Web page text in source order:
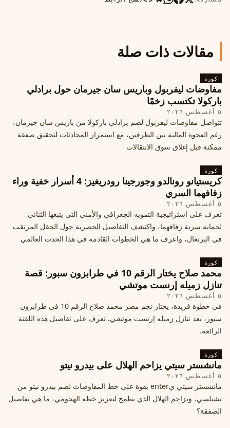
مقالات ذات صلة
كورة
مفاوضات ليفربول وباريس سان جيرمان حول برادلي
باركولا تكتسب زخمًا
٥ أغسطس ٢٠٢٦
تتواصل مفاوضات ليفربول لضم برادلي باركولا من باريس سان جيرمان،
رغم الفجوة المالية بين الطرفين، مع استمرار المحادثات لتحقيق صفقة
ممكنة قبل إغلاق سوق الانتقالات
كورة
كريستيانو رونالدو وجورجينا رودريغيز: 4 أسرار خفية وراء
زفافهما السري
٥ أغسطس ٢٠٢٦
تعرف على استراتيجية التمويه الجغرافي والأمني التي يتبعها الثنائي
لحماية سرية زفافهما، واكتشف التفاصيل الحصرية حول الحفل المرتقب
في البرتغال، واعرف ما هي الخطوات القادمة في هذا الحدث العالمي
كورة
محمد صلاح يختار الرقم 10 في طرابزون سبور: قصة
تنازل زميله إرنست موتشي
٥ أغسطس ٢٠٢٦
في خطوة فريدة، يختار نجم مصر محمد صلاح الرقم 10 في طرابزون
سبور، بعد تنازل زميله إرنست موتشي. تعرف على تفاصيل هذه اللفتة
الرائعة.
كورة
مانشستر سيتي يزاحم الهلال على بيدرو نيتو
٥ أغسطس ٢٠٢٦
مانشستر سيتي يenter بقوة على خط المفاوضات لضم بيدرو نيتو من
تشيلسي، وتزاحم الهلال الذي يطمح لتعزيز خطه الهجومي، ما هي تفاصيل
الصفقة؟